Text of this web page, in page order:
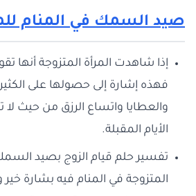
صيد السمك في المنام
إذا شاهدت المرأة المتزوجة أنها
فهذه إشارة إلى حصولها على
والعطايا واتساع الرزق من حيث
الأيام المقبلة.
تفسير حلم قيام الزوج بصيد
المتزوجة في المنام فيه بشارة خير